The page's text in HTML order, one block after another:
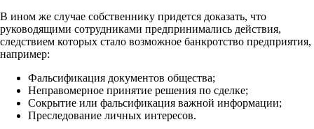
В ином же случае собственнику придется доказать, что
руководящими сотрудниками предпринимались действия,
следствием которых стало возможное банкротство предприятия,
например:
Фальсификация документов общества;
Неправомерное принятие решения по сделке;
Сокрытие или фальсификация важной информации;
Преследование личных интересов.